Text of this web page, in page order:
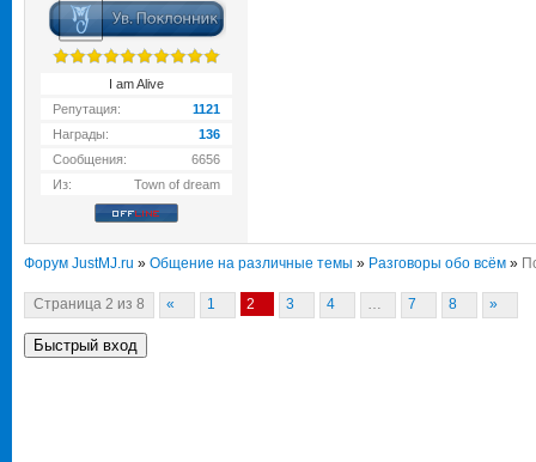
I am Alive
Репутация:
1121
Награды:
136
Сообщения:
6656
Из:
Town of dream
Форум JustMJ.ru » Общение на различные темы » Разговоры обо всём »
Страница 2 из 8 « 1 2 3 4 … 7 8 »